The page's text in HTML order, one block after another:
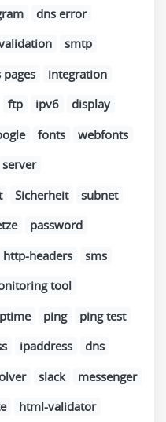
dns error
smtp
pages
integration
ftp ipv6
display
fonts
webfonts
server
Sicherheit
subnet
password
http-headers
sms
tool
ping
ping test
ipaddress
dns
slack
messenger
html-validator